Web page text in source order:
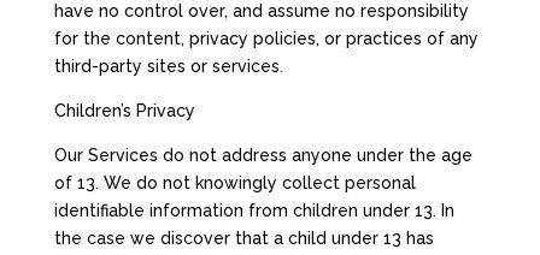
have no control over, and assume no responsibility
for the content, privacy policies, or practices of any
third-party sites or services.
Children’s Privacy
Our Services do not address anyone under the age
of 13. We do not knowingly collect personal
identifiable information from children under 13. In
the case we discover that a child under 13 has